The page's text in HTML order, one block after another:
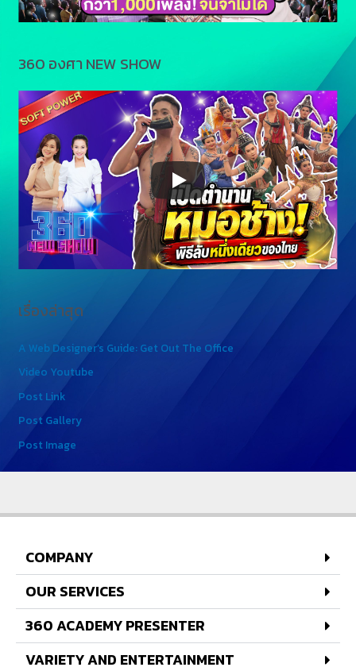
360 องศา NEW SHOW
เรื่องล่าสุด
A Web Designer’s Guide: Get Out The Office
Video Youtube
Post Link
Post Gallery
Post Image
COMPANY
OUR SERVICES
360 ACADEMY PRESENTER
VARIETY AND ENTERTAINMENT